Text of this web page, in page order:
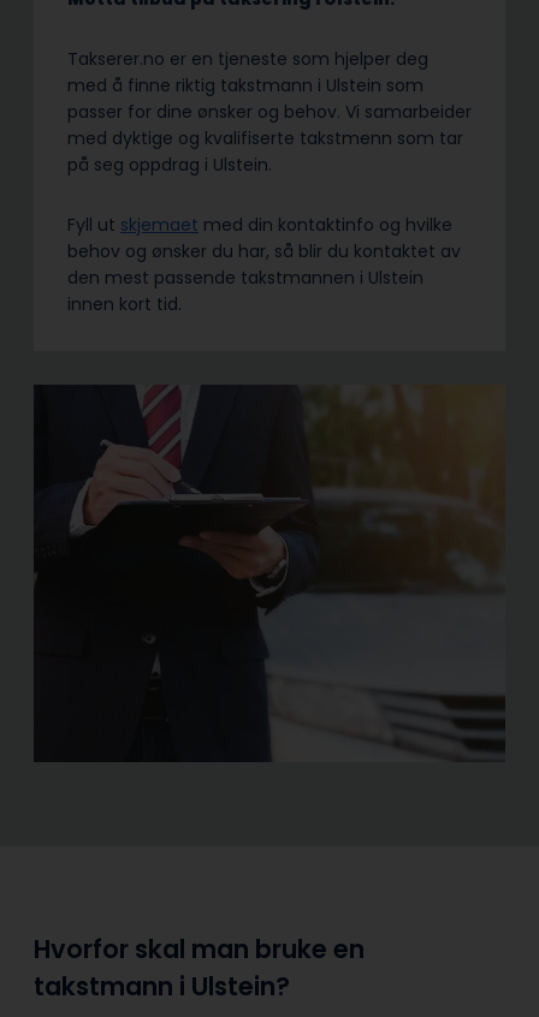
Takserer.no er en tjeneste som hjelper deg
med å finne riktig takstmann i Ulstein som
passer for dine ønsker og behov. Vi samarbeider
med dyktige og kvalifiserte takstmenn som tar
på seg oppdrag i Ulstein.
Fyll ut skjemaet med din kontaktinfo og hvilke
behov og ønsker du har, så blir du kontaktet av
den mest passende takstmannen i Ulstein
innen kort tid.
Hvorfor skal man bruke en
takstmann i Ulstein?